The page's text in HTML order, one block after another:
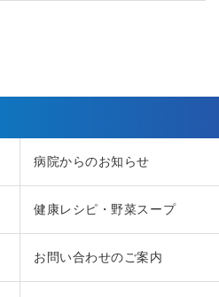
病院からのお知らせ
健康レシピ・野菜スープ
お問い合わせのご案内